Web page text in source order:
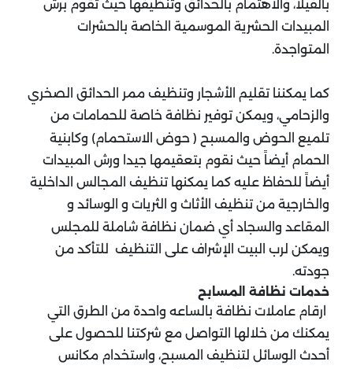
بالفيلا، والاهتمام بالحدائق وتنظيفها حيث تقوم برش
المبيدات الحشرية الموسمية الخاصة بالحشرات
المتواجدة.
كما يمكننا تقليم الأشجار وتنظيف ممر الحدائق الصخري
والزحامي، ويمكن توفير نظافة خاصة للحمامات من
تلميع الحوض والمسبح ( حوض الاستحمام) وكابنية
الحمام أيضاً حيث نقوم بتعقيمها جيدا ورش المبيدات
أيضاً للحفاظ عليه كما يمكنها تنظيف المجالس الداخلية
والخارجية من تنظيف الأثاث و الثريات و الوسائد و
المقاعد والسجاد أي ضمان نظافة شاملة للمجلس
ويمكن لرب البيت الإشراف على التنظيف للتأكد من
جودته.
خدمات نظافة المسابح
ارقام عاملات نظافة بالساعه واحدة من الطرق التي
يمكنك من خلالها التواصل مع شركتنا للحصول على
أحدث الوسائل لتنظيف المسبح، واستخدام مكانس